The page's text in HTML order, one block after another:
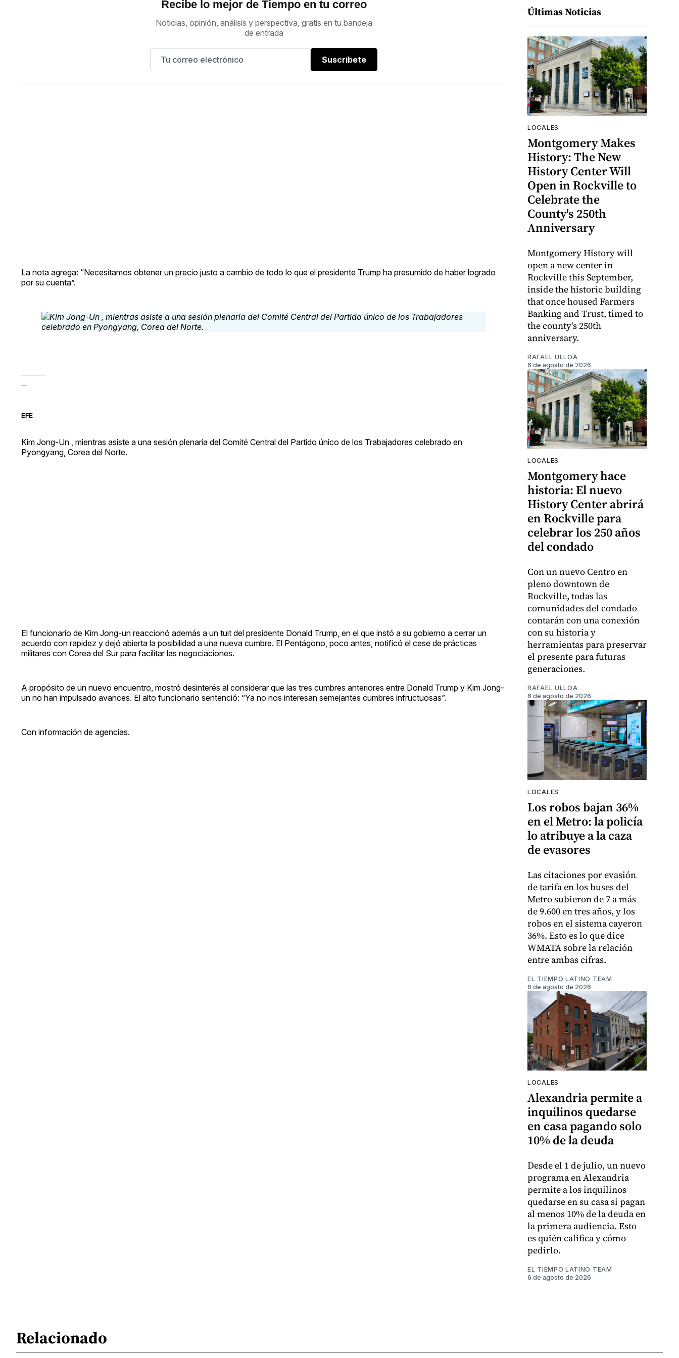
Recibe lo mejor de Tiempo en tu correo
Noticias, opinión, análisis y perspectiva, gratis en tu bandeja
de entrada
Suscríbete
La nota agrega: “Necesitamos obtener un precio justo a cambio de todo lo que el presidente Trump ha presumido de haber logrado
por su cuenta”.
EFE
Kim Jong-Un , mientras asiste a una sesión plenaria del Comité Central del Partido único de los Trabajadores celebrado en
Pyongyang, Corea del Norte.
El funcionario de Kim Jong-un reaccionó además a un tuit del presidente Donald Trump, en el que instó a su gobierno a cerrar un
acuerdo con rapidez y dejó abierta la posibilidad a una nueva cumbre. El Pentágono, poco antes, notificó el cese de prácticas
militares con Corea del Sur para facilitar las negociaciones.
A propósito de un nuevo encuentro, mostró desinterés al considerar que las tres cumbres anteriores entre Donald Trump y Kim Jong-
un no han impulsado avances. El alto funcionario sentenció: “Ya no nos interesan semejantes cumbres infructuosas”.
Con información de agencias.
Últimas Noticias
LOCALES
Montgomery Makes
History: The New
History Center Will
Open in Rockville to
Celebrate the
County's 250th
Anniversary
Montgomery History will
open a new center in
Rockville this September,
inside the historic building
that once housed Farmers
Banking and Trust, timed to
the county's 250th
anniversary.
RAFAEL ULLOA
6 de agosto de 2026
LOCALES
Montgomery hace
historia: El nuevo
History Center abrirá
en Rockville para
celebrar los 250 años
del condado
Con un nuevo Centro en
pleno downtown de
Rockville, todas las
comunidades del condado
contarán con una conexión
con su historia y
herramientas para preservar
el presente para futuras
generaciones.
RAFAEL ULLOA
6 de agosto de 2026
LOCALES
Los robos bajan 36%
en el Metro: la policía
lo atribuye a la caza
de evasores
Las citaciones por evasión
de tarifa en los buses del
Metro subieron de 7 a más
de 9.600 en tres años, y los
robos en el sistema cayeron
36%. Esto es lo que dice
WMATA sobre la relación
entre ambas cifras.
EL TIEMPO LATINO TEAM
6 de agosto de 2026
LOCALES
Alexandria permite a
inquilinos quedarse
en casa pagando solo
10% de la deuda
Desde el 1 de julio, un nuevo
programa en Alexandria
permite a los inquilinos
quedarse en su casa si pagan
al menos 10% de la deuda en
la primera audiencia. Esto
es quién califica y cómo
pedirlo.
EL TIEMPO LATINO TEAM
6 de agosto de 2026
Relacionado